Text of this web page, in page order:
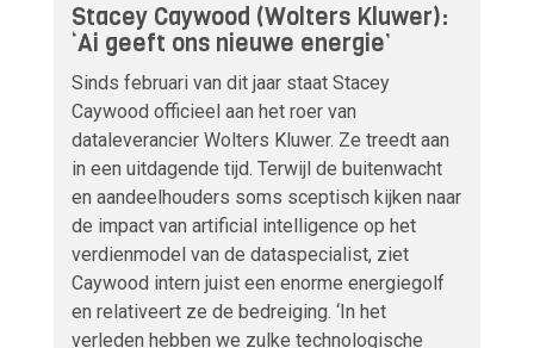
Stacey Caywood (Wolters Kluwer):
‘Ai geeft ons nieuwe energie’
Sinds februari van dit jaar staat Stacey
Caywood officieel aan het roer van
dataleverancier Wolters Kluwer. Ze treedt aan
in een uitdagende tijd. Terwijl de buitenwacht
en aandeelhouders soms sceptisch kijken naar
de impact van artificial intelligence op het
verdienmodel van de dataspecialist, ziet
Caywood intern juist een enorme energiegolf
en relativeert ze de bedreiging. ‘In het
verleden hebben we zulke technologische